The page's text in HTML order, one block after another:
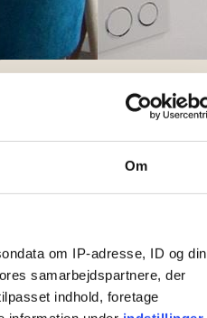
Om
om IP-adresse, ID og din
samarbejdspartnere, der
indhold, foretage
Augusti 2026
ONS
33 10 11 12 13